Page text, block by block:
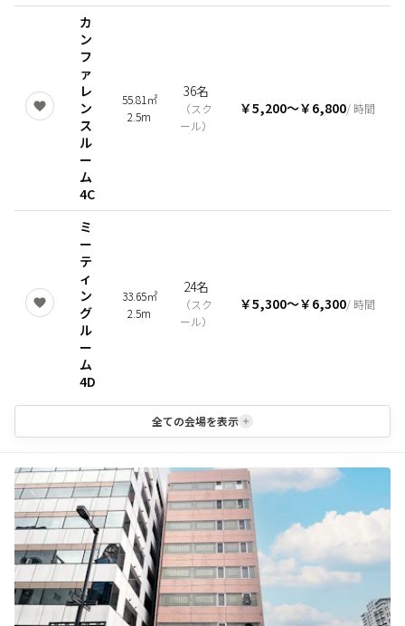
カ
ン
フ
ァ
レ
ン
ス
ル
ー
ム
4C
55.81㎡
2.5m
36名
（スク
ール）
￥5,200〜￥6,800/ 時間
ミ
ー
テ
ィ
ン
グ
ル
ー
ム
4D
33.65㎡
2.5m
24名
（スク
ール）
￥5,300〜￥6,300/ 時間
全ての会場を表示